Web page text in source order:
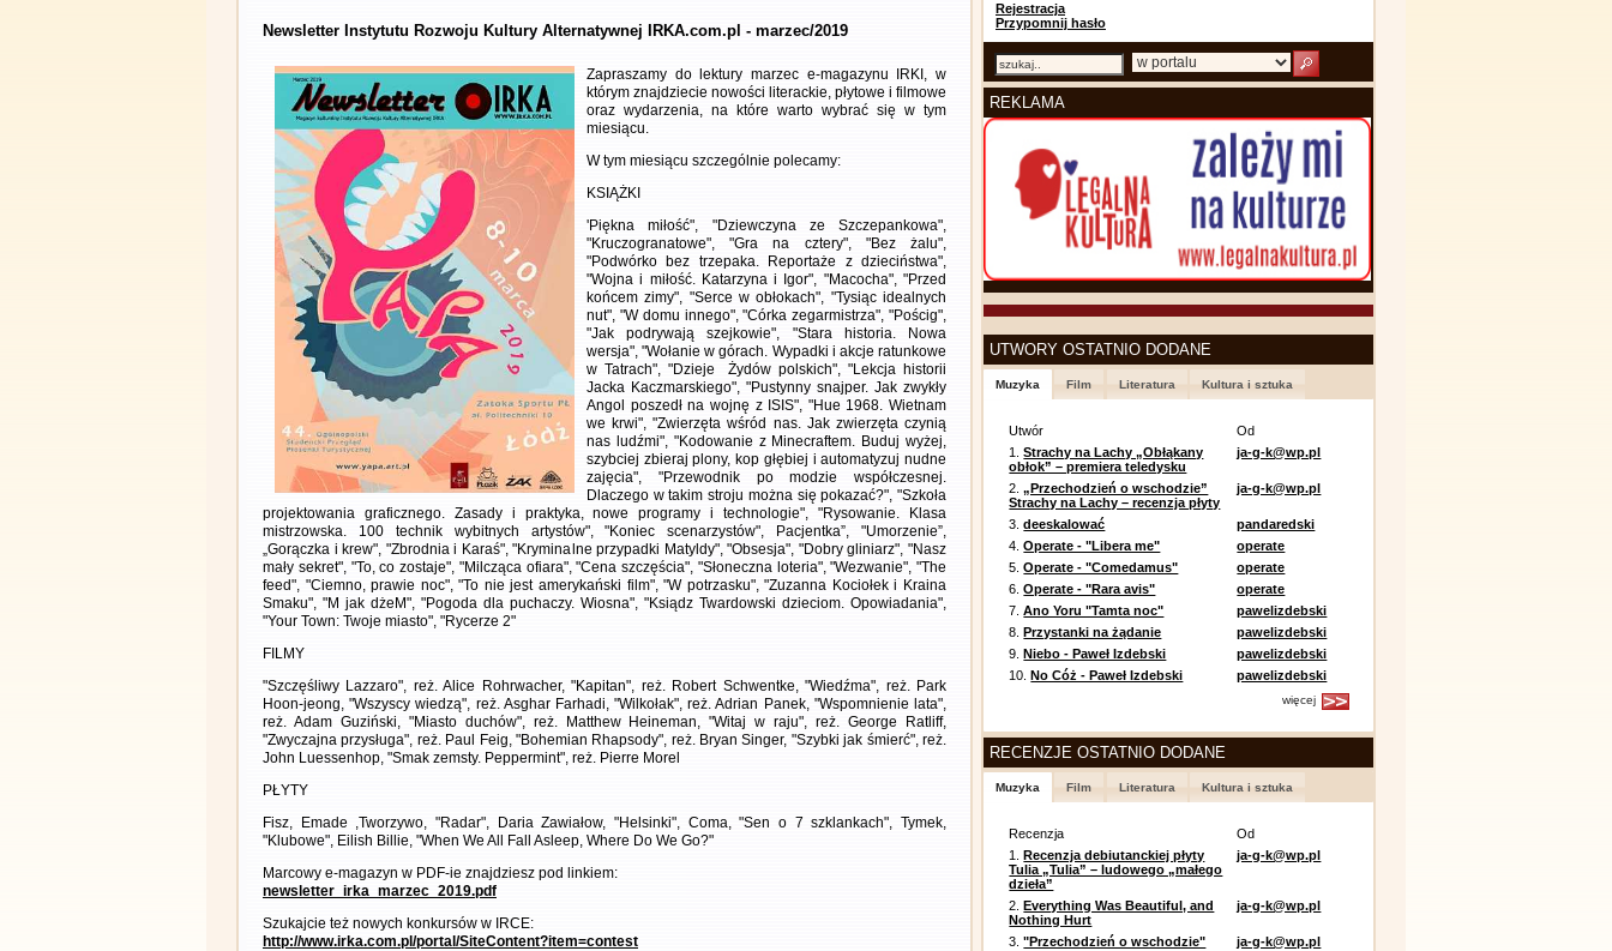
Newsletter Instytutu Rozwoju Kultury Alternatywnej IRKA.com.pl - marzec/2019
Zapraszamy do lektury marzec e-magazynu IRKI, w
którym znajdziecie nowości literackie, płytowe i filmowe
oraz wydarzenia, na które warto wybrać się w tym
miesiącu.
W tym miesiącu szczególnie polecamy:
KSIĄŻKI
'Piękna miłość", "Dziewczyna ze Szczepankowa",
"Kruczogranatowe", "Gra na cztery", "Bez żalu",
"Podwórko bez trzepaka. Reportaże z dzieciństwa",
"Wojna i miłość. Katarzyna i Igor", "Macocha", "Przed
końcem zimy", "Serce w obłokach", "Tysiąc idealnych
nut", "W domu innego", "Córka zegarmistrza", "Pościg",
"Jak podrywają szejkowie", "Stara historia. Nowa
wersja", "Wołanie w górach. Wypadki i akcje ratunkowe
w Tatrach", "Dzieje Żydów polskich", "Lekcja historii
Jacka Kaczmarskiego", "Pustynny snajper. Jak zwykły
Angol poszedł na wojnę z ISIS", "Hue 1968. Wietnam
we krwi", "Zwierzęta wśród nas. Jak zwierzęta czynią
nas ludźmi", "Kodowanie z Minecraftem. Buduj wyżej,
szybciej zbieraj plony, kop głębiej i automatyzuj nudne
zajęcia", "Przewodnik po modzie współczesnej.
Dlaczego w takim stroju można się pokazać?", "Szkoła
projektowania graficznego. Zasady i praktyka, nowe programy i technologie", "Rysowanie. Klasa
mistrzowska. 100 technik wybitnych artystów", "Koniec scenarzystów", Pacjentka”, "Umorzenie”,
„Gorączka i krew", "Zbrodnia i Karaś", "Kryminalne przypadki Matyldy", "Obsesja", "Dobry gliniarz", "Nasz
mały sekret", "To, co zostaje", "Milcząca ofiara", "Cena szczęścia", "Słoneczna loteria", "Wezwanie", "The
feed", "Ciemno, prawie noc", "To nie jest amerykański film", "W potrzasku", "Zuzanna Kociołek i Kraina
Smaku", "M jak dżeM", "Pogoda dla puchaczy. Wiosna", "Ksiądz Twardowski dzieciom. Opowiadania",
"Your Town: Twoje miasto", "Rycerze 2"
FILMY
"Szczęśliwy Lazzaro", reż. Alice Rohrwacher, "Kapitan", reż. Robert Schwentke, "Wiedźma", reż. Park
Hoon-jeong, "Wszyscy wiedzą", reż. Asghar Farhadi, "Wilkołak", reż. Adrian Panek, "Wspomnienie lata",
reż. Adam Guziński, "Miasto duchów", reż. Matthew Heineman, "Witaj w raju", reż. George Ratliff,
"Zwyczajna przysługa", reż. Paul Feig, "Bohemian Rhapsody", reż. Bryan Singer, "Szybki jak śmierć", reż.
John Luessenhop, "Smak zemsty. Peppermint", reż. Pierre Morel
PŁYTY
Fisz, Emade ,Tworzywo, "Radar", Daria Zawiałow, "Helsinki", Coma, "Sen o 7 szklankach", Tymek,
"Klubowe", Eilish Billie, "When We All Fall Asleep, Where Do We Go?"
Marcowy e-magazyn w PDF-ie znajdziesz pod linkiem:
newsletter_irka_marzec_2019.pdf
Szukajcie też nowych konkursów w IRCE:
http://www.irka.com.pl/portal/SiteContent?item=contest
Rejestracja
Przypomnij hasło
REKLAMA
UTWORY OSTATNIO DODANE
Muzyka Film Literatura Kultura i sztuka
Utwór
Od
1.Strachy na Lachy „Obłąkany
obłok” – premiera teledysku
ja-g-k@wp.pl
2.„Przechodzień o wschodzie”
Strachy na Lachy – recenzja płyty
ja-g-k@wp.pl
3.deeskalować
pandaredski
4.Operate - "Libera me"
operate
5.Operate - "Comedamus"
operate
6.Operate - "Rara avis"
operate
7.Ano Yoru "Tamta noc"
pawelizdebski
8.Przystanki na żądanie
pawelizdebski
9.Niebo - Paweł Izdebski
pawelizdebski
10.No Cóż - Paweł Izdebski pawelizdebski
więcej
RECENZJE OSTATNIO DODANE
Muzyka Film Literatura Kultura i sztuka
Recenzja
Od
1.Recenzja debiutanckiej płyty
Tulia „Tulia” – ludowego „małego
dzieła”
ja-g-k@wp.pl
2.Everything Was Beautiful, and
Nothing Hurt
ja-g-k@wp.pl
3."Przechodzień o wschodzie"
ja-g-k@wp.pl